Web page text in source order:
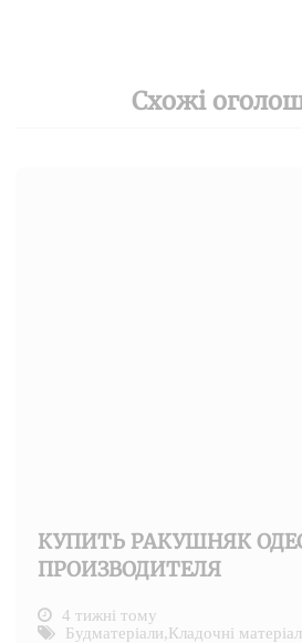
Схожі
КУПИТЬ РАКУШНЯК
ПРОИЗВОДИТЕЛЯ
4 тижні тому
Будматеріали,Кладочні